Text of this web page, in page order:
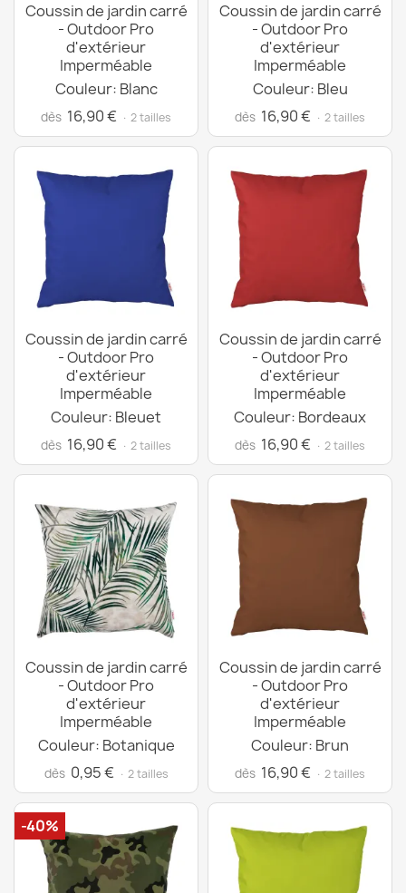
Coussin de jardin carré
- Outdoor Pro
d'extérieur
Imperméable
Couleur: Blanc
dès 16,90 € · 2 tailles
Coussin de jardin carré
- Outdoor Pro
d'extérieur
Imperméable
Couleur: Bleu
dès 16,90 € · 2 tailles
Coussin de jardin carré
- Outdoor Pro
d'extérieur
Imperméable
Couleur: Bleuet
dès 16,90 € · 2 tailles
Coussin de jardin carré
- Outdoor Pro
d'extérieur
Imperméable
Couleur: Bordeaux
dès 16,90 € · 2 tailles
Coussin de jardin carré
- Outdoor Pro
d'extérieur
Imperméable
Couleur: Botanique
dès 0,95 € · 2 tailles
Coussin de jardin carré
- Outdoor Pro
d'extérieur
Imperméable
Couleur: Brun
dès 16,90 € · 2 tailles
-40%